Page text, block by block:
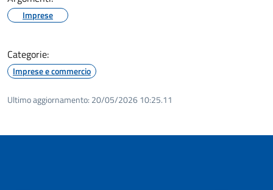
Imprese
Categorie:
Imprese e commercio
Ultimo aggiornamento: 20/05/2026 10:25.11